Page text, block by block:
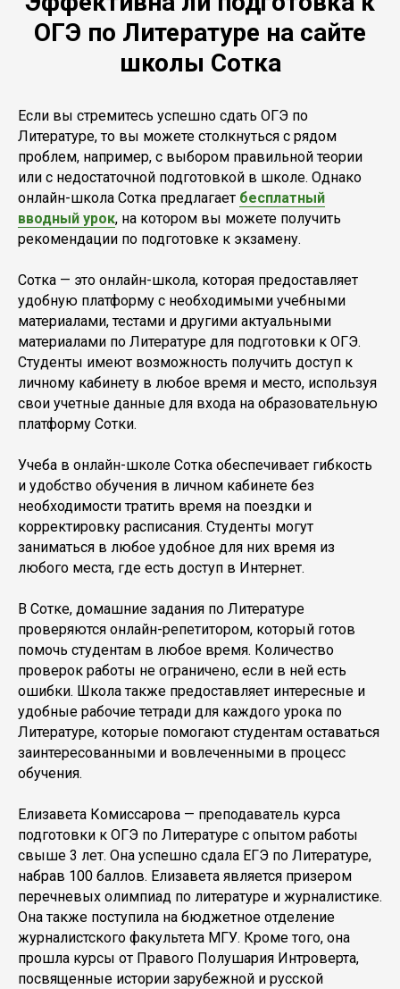
ОГЭ по Литературе на сайте
школы Сотка
Если вы стремитесь успешно сдать ОГЭ по
Литературе, то вы можете столкнуться с рядом
проблем, например, с выбором правильной теории
или с недостаточной подготовкой в школе. Однако
онлайн-школа Сотка предлагает бесплатный
вводный урок, на котором вы можете получить
рекомендации по подготовке к экзамену.
Сотка — это онлайн-школа, которая предоставляет
удобную платформу с необходимыми учебными
материалами, тестами и другими актуальными
материалами по Литературе для подготовки к ОГЭ.
Студенты имеют возможность получить доступ к
личному кабинету в любое время и место, используя
свои учетные данные для входа на образовательную
платформу Сотки.
Учеба в онлайн-школе Сотка обеспечивает гибкость
и удобство обучения в личном кабинете без
необходимости тратить время на поездки и
корректировку расписания. Студенты могут
заниматься в любое удобное для них время из
любого места, где есть доступ в Интернет.
В Сотке, домашние задания по Литературе
проверяются онлайн-репетитором, который готов
помочь студентам в любое время. Количество
проверок работы не ограничено, если в ней есть
ошибки. Школа также предоставляет интересные и
удобные рабочие тетради для каждого урока по
Литературе, которые помогают студентам оставаться
заинтересованными и вовлеченными в процесс
обучения.
Елизавета Комиссарова — преподаватель курса
подготовки к ОГЭ по Литературе с опытом работы
свыше 3 лет. Она успешно сдала ЕГЭ по Литературе,
набрав 100 баллов. Елизавета является призером
перечневых олимпиад по литературе и журналистике.
Она также поступила на бюджетное отделение
журналистского факультета МГУ. Кроме того, она
прошла курсы от Правого Полушария Интроверта,
посвященные истории зарубежной и русской